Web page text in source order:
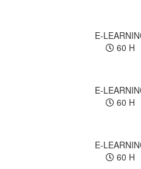
E-
60 H
E-
60 H
E-
60 H